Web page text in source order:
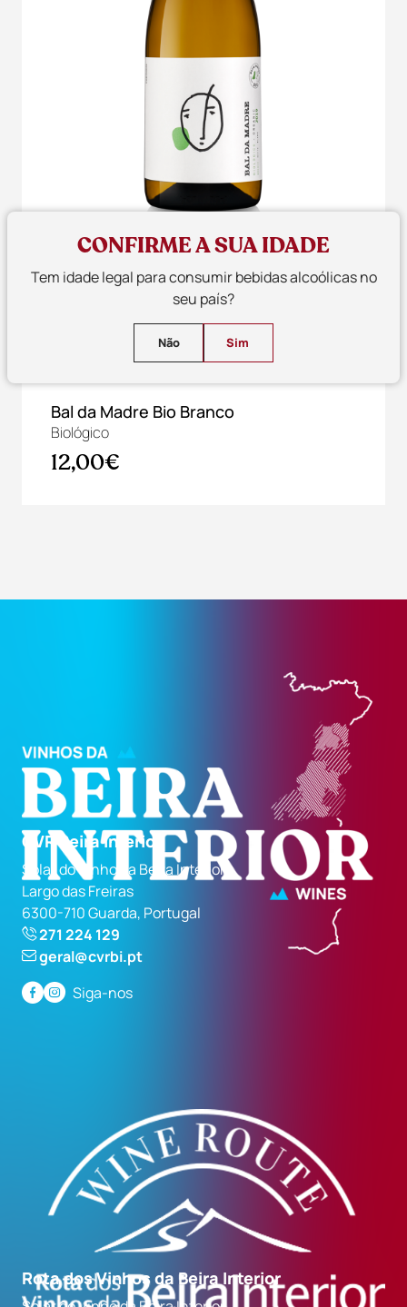
Bal da Madre Bio Branco
Biológico
12,00€
CVR Beira Interior
Solar do Vinho da Beira Interior
Largo das Freiras
6300-710 Guarda, Portugal
271 224 129
geral@cvrbi.pt
Siga-nos
Rota dos Vinhos da Beira Interior
CONFIRME A SUA IDADE
Tem idade legal para consumir bebidas alcoólicas no
seu país?
Não Sim